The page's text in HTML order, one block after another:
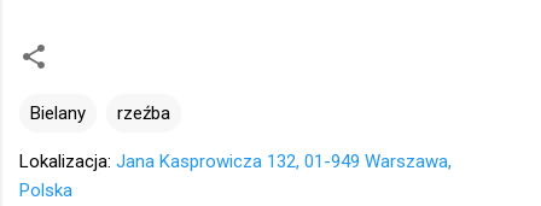
Bielany rzeźba
Lokalizacja: Jana Kasprowicza 132, 01-949 Warszawa,
Polska